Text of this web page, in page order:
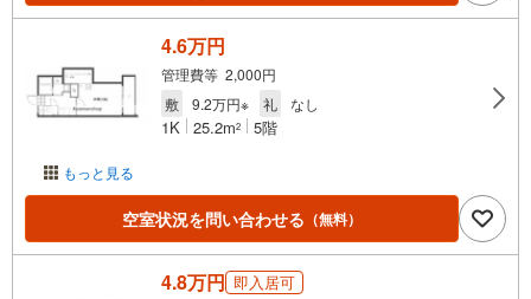
もっと見る
4.6万円
管理費等 2,000円
敷
9.2万円※ 礼 なし
1K 25.2m2 5階
空室状況を問い合わせる （無料）
4.8万円 即入居可